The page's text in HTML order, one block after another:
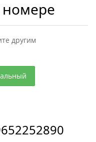
номере
другим